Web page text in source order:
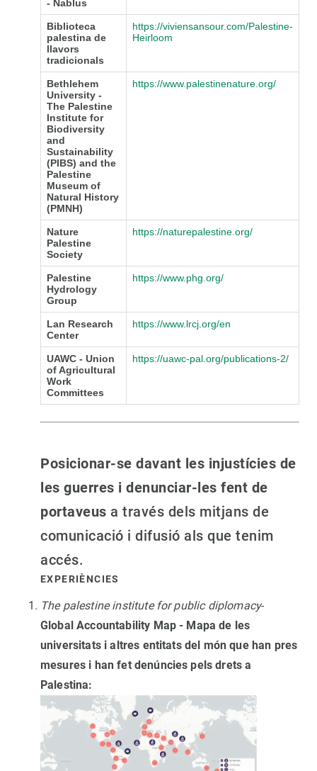
- Nablus
Biblioteca
palestina de
llavors
tradicionals
https://viviensansour.com/Palestine-
Heirloom
Bethlehem
University -
The Palestine
Institute for
Biodiversity
and
Sustainability
(PIBS) and the
Palestine
Museum of
Natural History
(PMNH)
https://www.palestinenature.org/
Nature
Palestine
Society
https://naturepalestine.org/
Palestine
Hydrology
Group
https://www.phg.org/
Lan Research
Center
https://www.lrcj.org/en
UAWC - Union
of Agricultural
Work
Committees
https://uawc-pal.org/publications-2/
Posicionar-se davant les injustícies de
les guerres i denunciar-les fent de
portaveus a través dels mitjans de
comunicació i difusió als que tenim
accés.
EXPERIÈNCIES
The palestine institute for public diplomacy-
Global Accountability Map - Mapa de les
universitats i altres entitats del món que han pres
mesures i han fet denúncies pels drets a
Palestina: